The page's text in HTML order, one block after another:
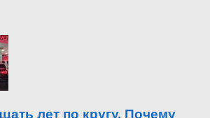
лет по кругу. Почему